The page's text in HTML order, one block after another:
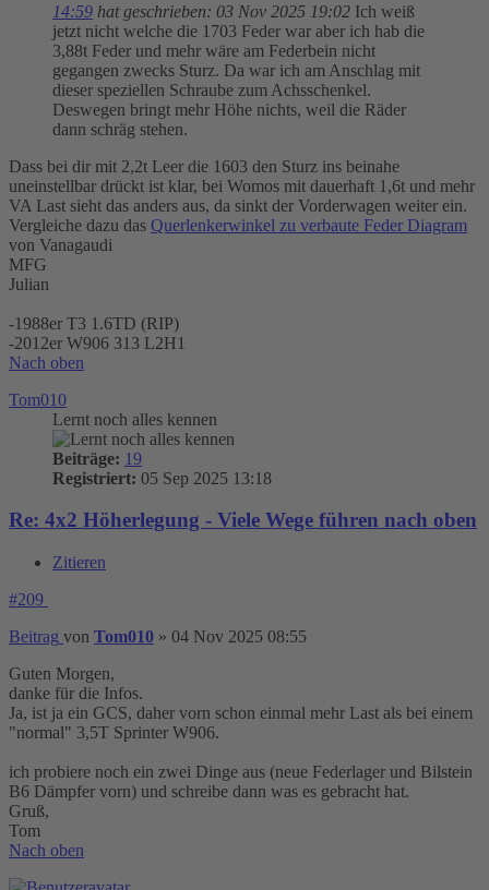
14:59 hat geschrieben: 03 Nov 2025 19:02 Ich weiß
jetzt nicht welche die 1703 Feder war aber ich hab die
3,88t Feder und mehr wäre am Federbein nicht
gegangen zwecks Sturz. Da war ich am Anschlag mit
dieser speziellen Schraube zum Achsschenkel.
Deswegen bringt mehr Höhe nichts, weil die Räder
dann schräg stehen.
Dass bei dir mit 2,2t Leer die 1603 den Sturz ins beinahe
uneinstellbar drückt ist klar, bei Womos mit dauerhaft 1,6t und mehr
VA Last sieht das anders aus, da sinkt der Vorderwagen weiter ein.
Vergleiche dazu das Querlenkerwinkel zu verbaute Feder Diagram
von Vanagaudi
MFG
Julian
-1988er T3 1.6TD (RIP)
-2012er W906 313 L2H1
Nach oben
Tom010
Lernt noch alles kennen
Beiträge: 19
Registriert: 05 Sep 2025 13:18
Re: 4x2 Höherlegung - Viele Wege führen nach oben
Zitieren
#209
Beitrag von Tom010 » 04 Nov 2025 08:55
Guten Morgen,
danke für die Infos.
Ja, ist ja ein GCS, daher vorn schon einmal mehr Last als bei einem
"normal" 3,5T Sprinter W906.
ich probiere noch ein zwei Dinge aus (neue Federlager und Bilstein
B6 Dämpfer vorn) und schreibe dann was es gebracht hat.
Gruß,
Tom
Nach oben